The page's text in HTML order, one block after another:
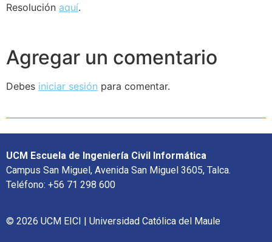
Resolución aquí.
Agregar un comentario
Debes iniciar sesión para comentar.
UCM Escuela de Ingeniería Civil Informática
Campus San Miguel, Avenida San Miguel 3605, Talca.
Teléfono: +56 71 298 600
© 2026 UCM EICI | Universidad Católica del Maule